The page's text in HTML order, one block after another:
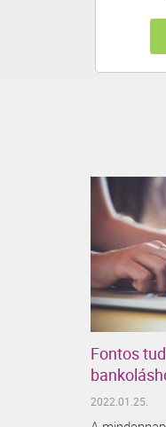
Fontos
2022.01.25.